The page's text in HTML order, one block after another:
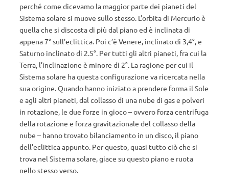
perché come dicevamo la maggior parte dei pianeti del
Sistema solare si muove sullo stesso. L’orbita di Mercurio è
quella che si discosta di più dal piano ed è inclinata di
appena 7° sull’eclittica. Poi c’è Venere, inclinato di 3,4°, e
Saturno inclinato di 2.5°. Per tutti gli altri pianeti, fra cui la
Terra, l’inclinazione è minore di 2°. La ragione per cui il
Sistema solare ha questa configurazione va ricercata nella
sua origine. Quando hanno iniziato a prendere forma il Sole
e agli altri pianeti, dal collasso di una nube di gas e polveri
in rotazione, le due forze in gioco – ovvero forza centrifuga
della rotazione e forza gravitazionale del collasso della
nube – hanno trovato bilanciamento in un disco, il piano
dell’eclittica appunto. Per questo, quasi tutto ciò che si
trova nel Sistema solare, giace su questo piano e ruota
nello stesso verso.